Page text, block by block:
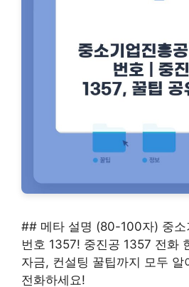
## 메타 설명 (80-100자) 중소
번호 1357! 중진공 1357 전화
자금, 컨설팅 꿀팁까지 모두 알
전화하세요!